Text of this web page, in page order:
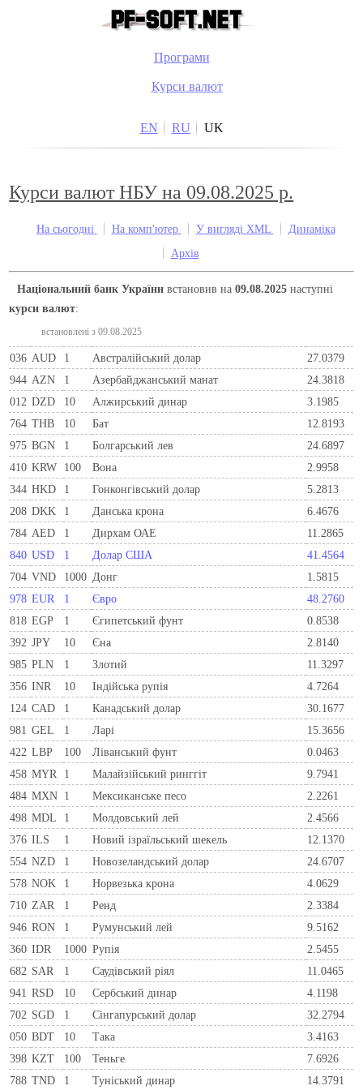
Програми
Курси валют
EN RU UK
Курси валют НБУ на 09.08.2025 р.
На сьогодні На комп'ютер У вигляді XML
Динаміка
Архів
Національний банк України встановив на09.08.2025 наступні
курси валют:
встановлені з 09.08.2025
036 AUD 1 Австралійський долар
27.0379
944 AZN 1 Азербайджанський манат
24.3818
012 DZD 10 Алжирський динар
3.1985
764 THB 10 Бат
12.8193
975 BGN 1 Болгарський лев
24.6897
410 KRW 100 Вона
2.9958
344 HKD 1 Гонконгівський долар
5.2813
208 DKK 1 Данська крона
6.4676
784 AED 1 Дирхам ОАЕ
11.2865
840 USD 1 Долар США
41.4564
704 VND 1000 Донг
1.5815
978 EUR 1 Євро
48.2760
818 EGP 1 Єгипетський фунт
0.8538
392 JPY 10 Єна
2.8140
985 PLN 1 Злотий
11.3297
356 INR 10 Індійська рупія
4.7264
124 CAD 1 Канадський долар
30.1677
981 GEL 1 Ларi
15.3656
422 LBP 100 Ліванський фунт
0.0463
458 MYR 1 Малайзійський ринггіт
9.7941
484 MXN 1 Мексиканське песо
2.2261
498 MDL 1 Молдовський лей
2.4566
376 ILS 1 Новий ізраїльський шекель
12.1370
554 NZD 1 Новозеландський долар
24.6707
578 NOK 1 Норвезька крона
4.0629
710 ZAR 1 Ренд
2.3384
946 RON 1 Румунський лей
9.5162
360 IDR 1000 Рупія
2.5455
682 SAR 1 Саудівський ріял
11.0465
941 RSD 10 Сербський динар
4.1198
702 SGD 1 Сінгапурський долар
32.2794
050 BDT 10 Така
3.4163
398 KZT 100 Теньге
7.6926
788 TND 1 Туніський динар 14.3791